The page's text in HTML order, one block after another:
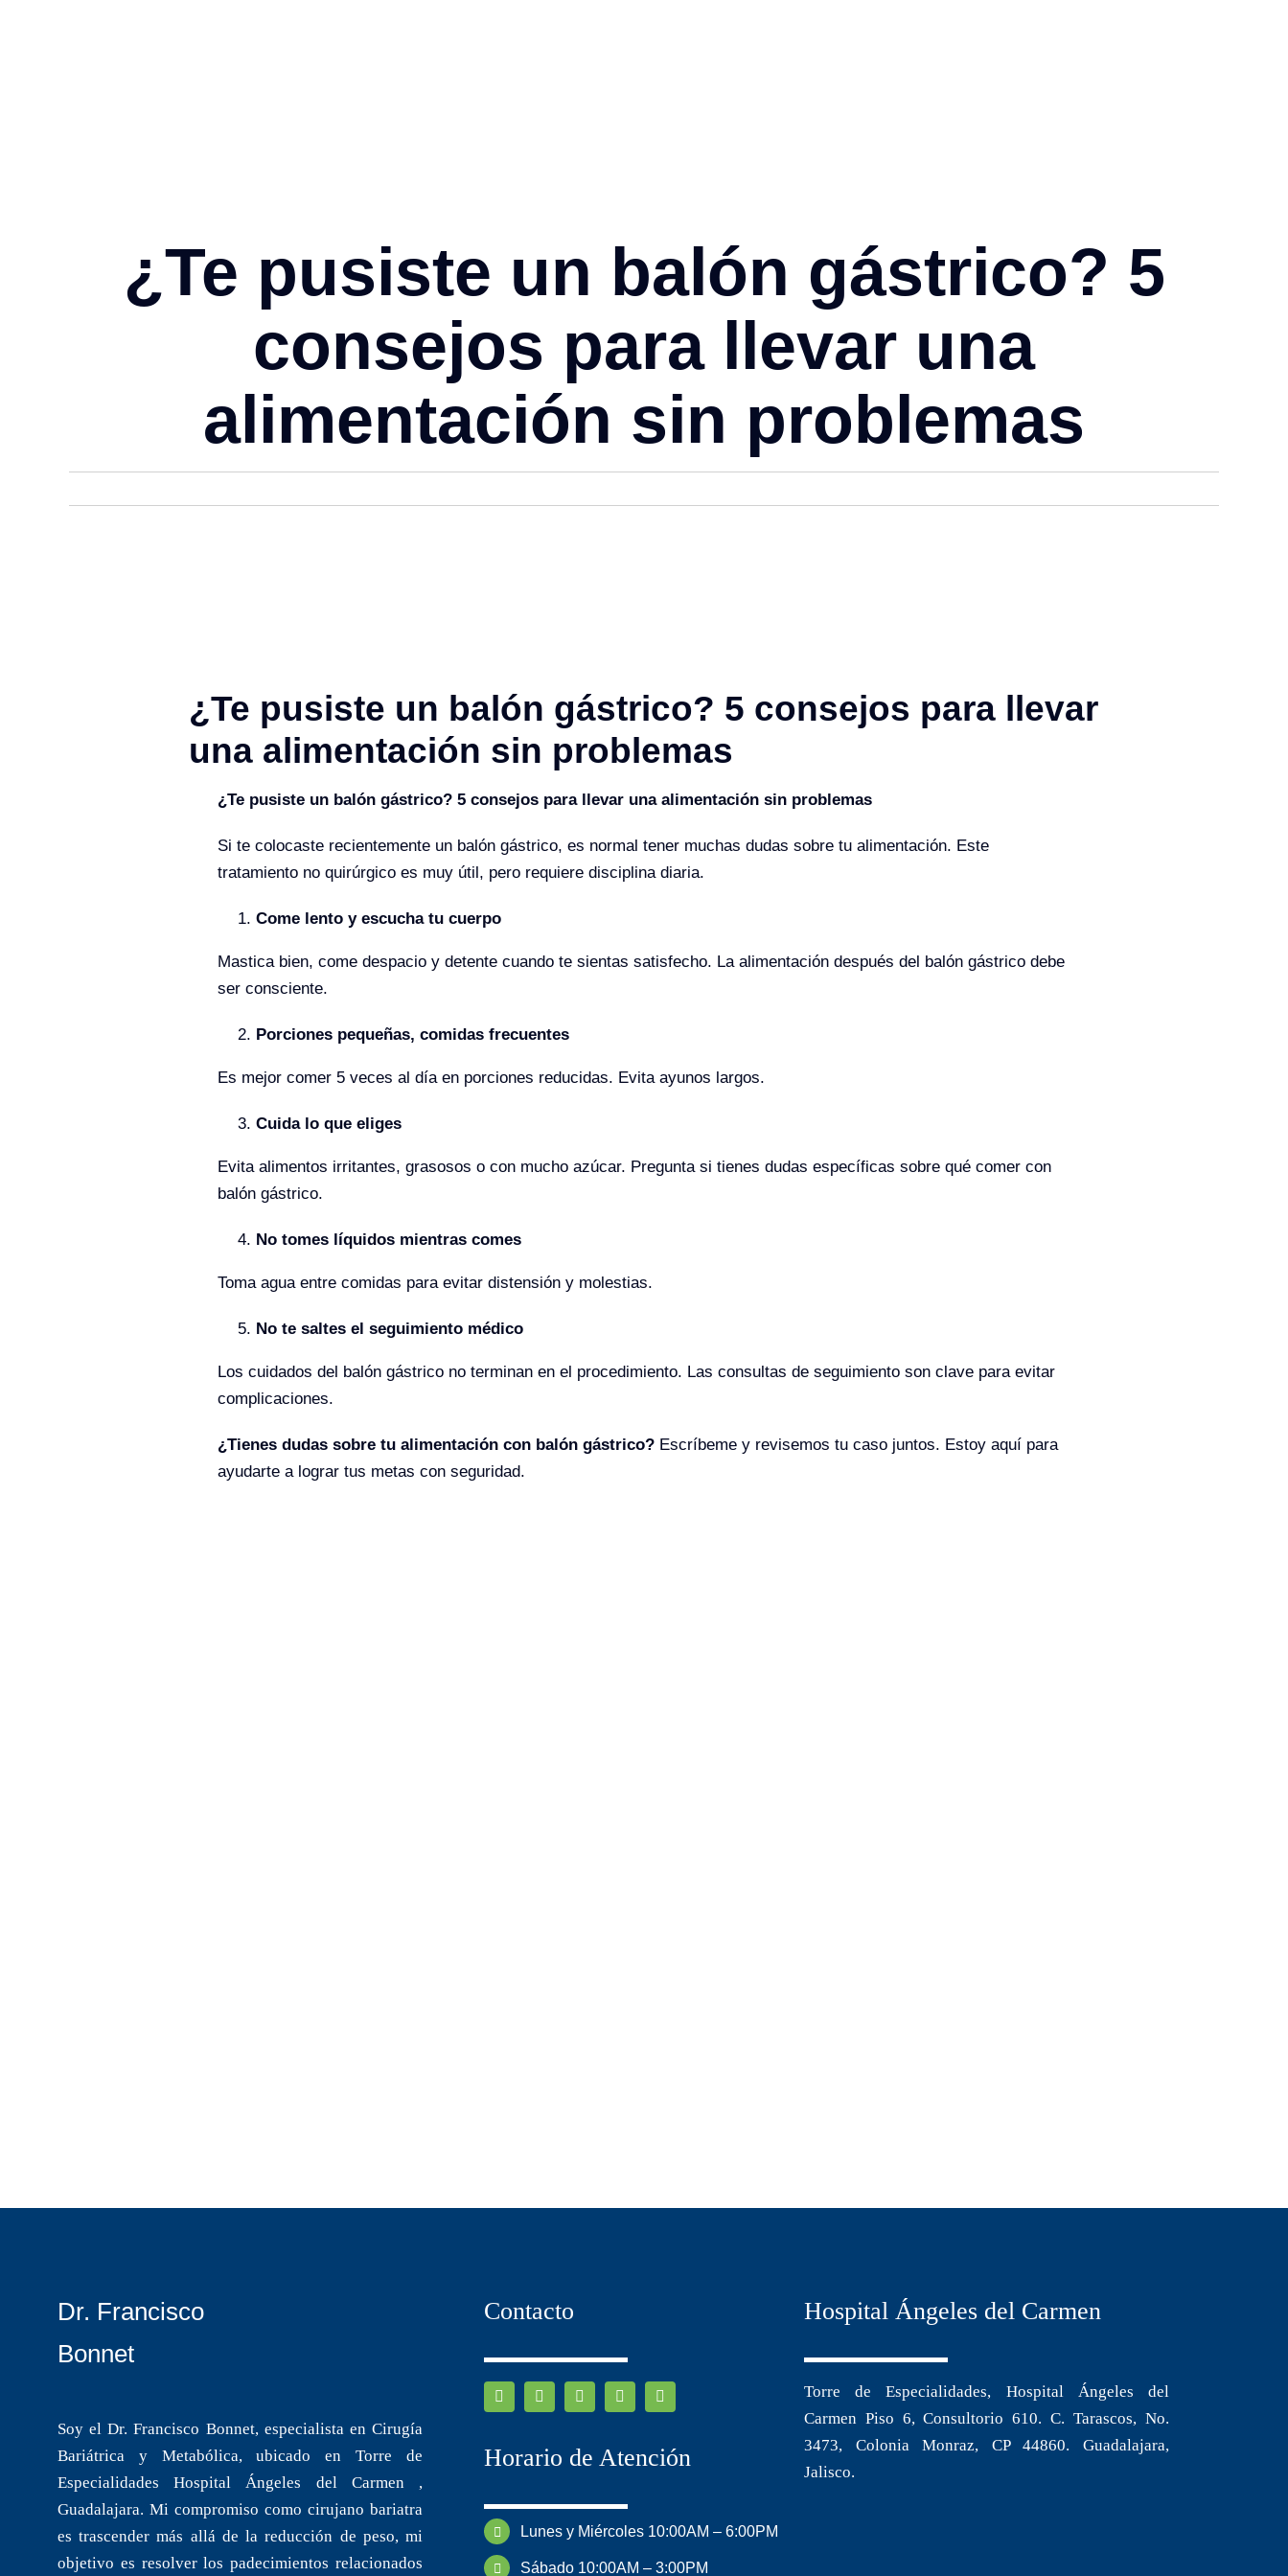
¿Te pusiste un balón gástrico? 5
consejos para llevar una
alimentación sin problemas
¿Te pusiste un balón gástrico? 5 consejos para llevar
una alimentación sin problemas
¿Te pusiste un balón gástrico? 5 consejos para llevar una alimentación sin problemas
Si te colocaste recientemente un balón gástrico, es normal tener muchas dudas sobre tu alimentación. Este
tratamiento no quirúrgico es muy útil, pero requiere disciplina diaria.
Come lento y escucha tu cuerpo
Mastica bien, come despacio y detente cuando te sientas satisfecho. La alimentación después del balón gástrico debe
ser consciente.
Porciones pequeñas, comidas frecuentes
Es mejor comer 5 veces al día en porciones reducidas. Evita ayunos largos.
Cuida lo que eliges
Evita alimentos irritantes, grasosos o con mucho azúcar. Pregunta si tienes dudas específicas sobre qué comer con
balón gástrico.
No tomes líquidos mientras comes
Toma agua entre comidas para evitar distensión y molestias.
No te saltes el seguimiento médico
Los cuidados del balón gástrico no terminan en el procedimiento. Las consultas de seguimiento son clave para evitar
complicaciones.
¿Tienes dudas sobre tu alimentación con balón gástrico?Escríbeme y revisemos tu caso juntos. Estoy aquí para
ayudarte a lograr tus metas con seguridad.
Dr. Francisco
Bonnet
Soy el Dr. Francisco Bonnet, especialista en Cirugía
Bariátrica y Metabólica, ubicado en Torre de
Especialidades Hospital Ángeles del Carmen ,
Guadalajara. Mi compromiso como cirujano bariatra
es trascender más allá de la reducción de peso, mi
objetivo es resolver los padecimientos relacionados
Contacto
Horario de Atención
Lunes y Miércoles 10:00AM – 6:00PM
Sábado 10:00AM – 3:00PM
Hospital Ángeles del Carmen
Torre de Especialidades, Hospital Ángeles del
Carmen Piso 6, Consultorio 610. C. Tarascos, No.
3473, Colonia Monraz, CP 44860. Guadalajara,
Jalisco.